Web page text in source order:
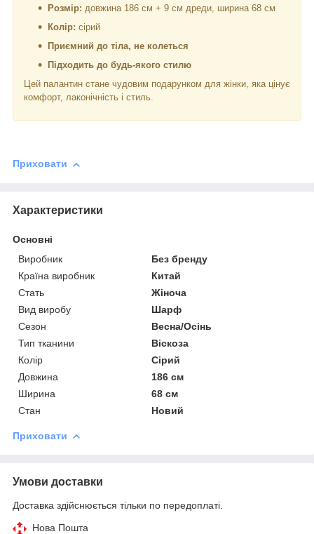
Розмір: довжина 186 см + 9 см дреди, ширина 68 см
Колір: сірий
Приємний до тіла, не колеться
Підходить до будь-якого стилю
Цей палантин стане чудовим подарунком для жінки, яка цінує
комфорт, лаконічність і стиль.
Приховати
Характеристики
Основні
Виробник
Без бренду
Країна виробник
Китай
Стать
Жіноча
Вид виробу
Шарф
Сезон
Весна/Осінь
Тип тканини
Віскоза
Колір
Сірий
Довжина
186 см
Ширина
68 см
Стан
Новий
Приховати
Умови доставки
Доставка здійснюється тільки по передоплаті.
Нова Пошта